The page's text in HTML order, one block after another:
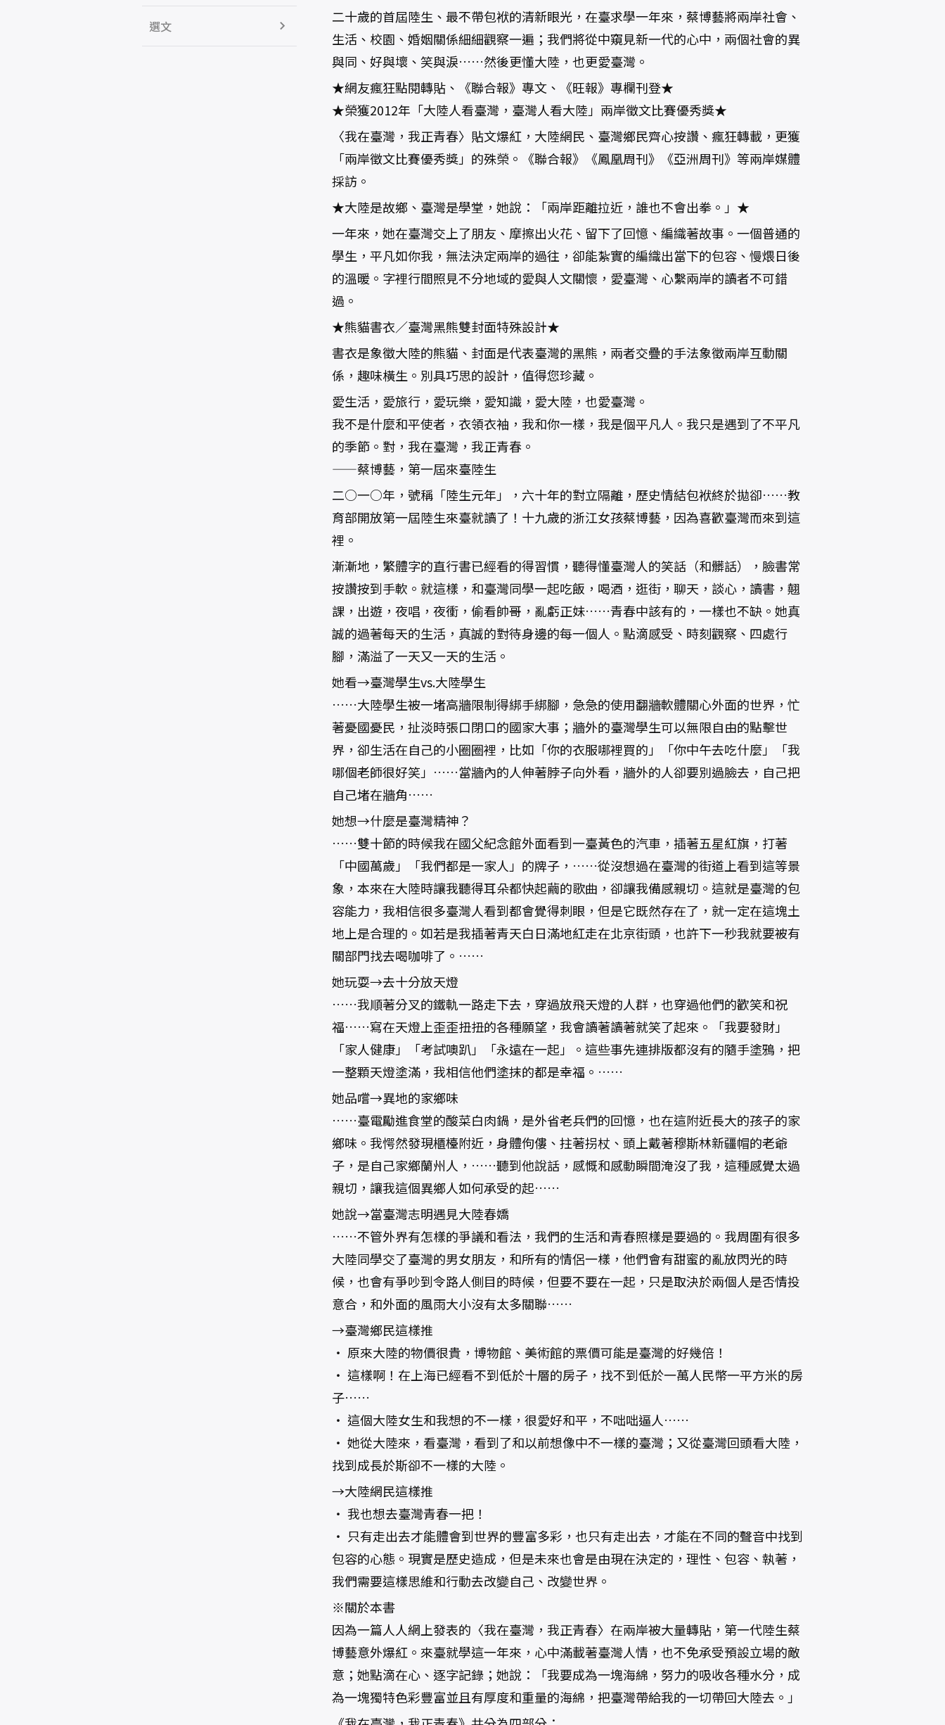
選文
二十歲的首屆陸生、最不帶包袱的清新眼光，在臺求學一年來，蔡博藝將兩岸社會、
生活、校園、婚姻關係細細觀察一遍；我們將從中窺見新一代的心中，兩個社會的異
與同、好與壞、笑與淚……然後更懂大陸，也更愛臺灣。
★網友瘋狂點閱轉貼、《聯合報》專文、《旺報》專欄刊登★
★榮獲2012年「大陸人看臺灣，臺灣人看大陸」兩岸徵文比賽優秀獎★
〈我在臺灣，我正青春〉貼文爆紅，大陸網民、臺灣鄉民齊心按讚、瘋狂轉載，更獲
「兩岸徵文比賽優秀獎」的殊榮。《聯合報》《鳳凰周刊》《亞洲周刊》等兩岸媒體
採訪。
★大陸是故鄉、臺灣是學堂，她說：「兩岸距離拉近，誰也不會出拳。」★
一年來，她在臺灣交上了朋友、摩擦出火花、留下了回憶、編織著故事。一個普通的
學生，平凡如你我，無法決定兩岸的過往，卻能紮實的編織出當下的包容、慢煨日後
的溫暖。字裡行間照見不分地域的愛與人文關懷，愛臺灣、心繫兩岸的讀者不可錯
過。
★熊貓書衣／臺灣黑熊雙封面特殊設計★
書衣是象徵大陸的熊貓、封面是代表臺灣的黑熊，兩者交疊的手法象徵兩岸互動關
係，趣味橫生。別具巧思的設計，值得您珍藏。
愛生活，愛旅行，愛玩樂，愛知識，愛大陸，也愛臺灣。
我不是什麼和平使者，衣領衣袖，我和你一樣，我是個平凡人。我只是遇到了不平凡
的季節。對，我在臺灣，我正青春。
——蔡博藝，第一屆來臺陸生
二○一○年，號稱「陸生元年」，六十年的對立隔離，歷史情結包袱終於拋卻……教
育部開放第一屆陸生來臺就讀了！十九歲的浙江女孩蔡博藝，因為喜歡臺灣而來到這
裡。
漸漸地，繁體字的直行書已經看的得習慣，聽得懂臺灣人的笑話（和髒話），臉書常
按讚按到手軟。就這樣，和臺灣同學一起吃飯，喝酒，逛街，聊天，談心，讀書，翹
課，出遊，夜唱，夜衝，偷看帥哥，亂虧正妹……青春中該有的，一樣也不缺。她真
誠的過著每天的生活，真誠的對待身邊的每一個人。點滴感受、時刻觀察、四處行
腳，滿溢了一天又一天的生活。
她看→臺灣學生vs.大陸學生
……大陸學生被一堵高牆限制得綁手綁腳，急急的使用翻牆軟體關心外面的世界，忙
著憂國憂民，扯淡時張口閉口的國家大事；牆外的臺灣學生可以無限自由的點擊世
界，卻生活在自己的小圈圈裡，比如「你的衣服哪裡買的」「你中午去吃什麼」「我
哪個老師很好笑」……當牆內的人伸著脖子向外看，牆外的人卻要別過臉去，自己把
自己堵在牆角……
她想→什麼是臺灣精神？
……雙十節的時候我在國父紀念館外面看到一臺黃色的汽車，插著五星紅旗，打著
「中國萬歲」「我們都是一家人」的牌子，……從沒想過在臺灣的街道上看到這等景
象，本來在大陸時讓我聽得耳朵都快起繭的歌曲，卻讓我備感親切。這就是臺灣的包
容能力，我相信很多臺灣人看到都會覺得刺眼，但是它既然存在了，就一定在這塊土
地上是合理的。如若是我插著青天白日滿地紅走在北京街頭，也許下一秒我就要被有
關部門找去喝咖啡了。……
她玩耍→去十分放天燈
……我順著分叉的鐵軌一路走下去，穿過放飛天燈的人群，也穿過他們的歡笑和祝
福……寫在天燈上歪歪扭扭的各種願望，我會讀著讀著就笑了起來。「我要發財」
「家人健康」「考試噢趴」「永遠在一起」。這些事先連排版都沒有的隨手塗鴉，把
一整顆天燈塗滿，我相信他們塗抹的都是幸福。……
她品嚐→異地的家鄉味
……臺電勵進食堂的酸菜白肉鍋，是外省老兵們的回憶，也在這附近長大的孩子的家
鄉味。我愕然發現櫃檯附近，身體佝僂、拄著拐杖、頭上戴著穆斯林新疆帽的老爺
子，是自己家鄉蘭州人，……聽到他說話，感慨和感動瞬間淹沒了我，這種感覺太過
親切，讓我這個異鄉人如何承受的起……
她說→當臺灣志明遇見大陸春嬌
……不管外界有怎樣的爭議和看法，我們的生活和青春照樣是要過的。我周圍有很多
大陸同學交了臺灣的男女朋友，和所有的情侶一樣，他們會有甜蜜的亂放閃光的時
候，也會有爭吵到令路人側目的時候，但要不要在一起，只是取決於兩個人是否情投
意合，和外面的風雨大小沒有太多關聯……
→臺灣鄉民這樣推
‧ 原來大陸的物價很貴，博物館、美術館的票價可能是臺灣的好幾倍！
‧ 這樣啊！在上海已經看不到低於十層的房子，找不到低於一萬人民幣一平方米的房
子……
‧ 這個大陸女生和我想的不一樣，很愛好和平，不咄咄逼人……
‧ 她從大陸來，看臺灣，看到了和以前想像中不一樣的臺灣；又從臺灣回頭看大陸，
找到成長於斯卻不一樣的大陸。
→大陸網民這樣推
‧ 我也想去臺灣青春一把！
‧ 只有走出去才能體會到世界的豐富多彩，也只有走出去，才能在不同的聲音中找到
包容的心態。現實是歷史造成，但是未來也會是由現在決定的，理性、包容、執著，
我們需要這樣思維和行動去改變自己、改變世界。
※關於本書
因為一篇人人網上發表的〈我在臺灣，我正青春〉在兩岸被大量轉貼，第一代陸生蔡
博藝意外爆紅。來臺就學這一年來，心中滿載著臺灣人情，也不免承受預設立場的敵
意；她點滴在心、逐字記錄；她說：「我要成為一塊海綿，努力的吸收各種水分，成
為一塊獨特色彩豐富並且有厚度和重量的海綿，把臺灣帶給我的一切帶回大陸去。」